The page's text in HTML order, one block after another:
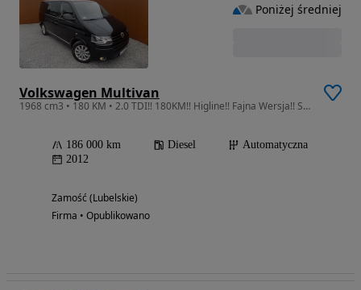
Volkswagen Multivan
1968 cm3 • 180 KM • 2.0 TDI!! 180KM!! Higline!! Fajna Wersja!! Supe Stan!!
186 000 km Diesel
Automatyczna
2012
Zamość (Lubelskie)
Firma • Opublikowano
Poniżej średniej